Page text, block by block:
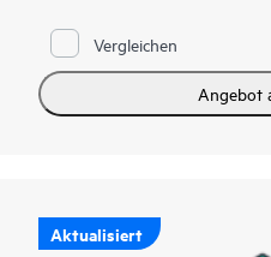
Vergleichen
Angebot
Aktualisiert